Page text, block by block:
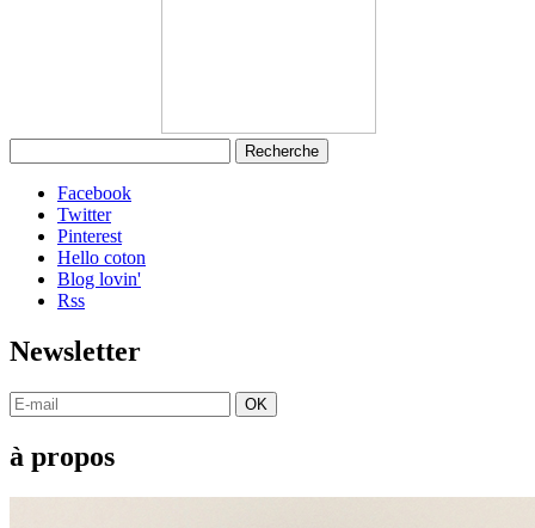
Facebook
Twitter
Pinterest
Hello coton
Blog lovin'
Rss
Newsletter
OK
à propos